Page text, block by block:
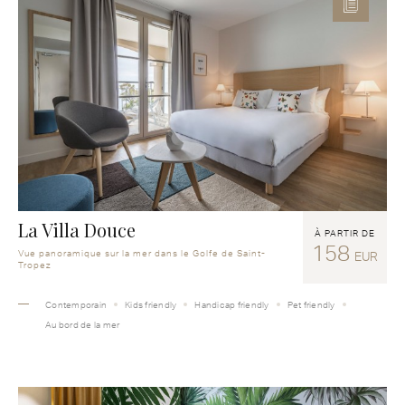
La Villa Douce
Vue panoramique sur la mer dans le Golfe de Saint-
Tropez
À PARTIR DE
158 EUR
Contemporain Kids friendly Handicap friendly
Pet friendly
Au bord de la mer